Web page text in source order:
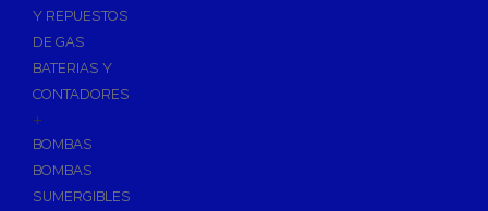
Y REPUESTOS
DE GAS
BATERIAS Y
CONTADORES
+
BOMBAS
BOMBAS
SUMERGIBLES